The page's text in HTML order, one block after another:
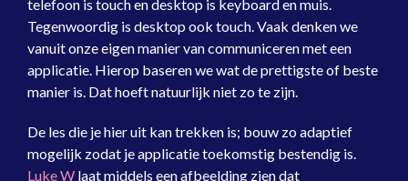
telefoon is touch en desktop is keyboard en muis.
Tegenwoordig is desktop ook touch. Vaak denken we
vanuit onze eigen manier van communiceren met een
applicatie. Hierop baseren we wat de prettigste of beste
manier is. Dat hoeft natuurlijk niet zo te zijn.
De les die je hier uit kan trekken is; bouw zo adaptief
mogelijk zodat je applicatie toekomstig bestendig is.
Luke W laat middels een afbeelding zien dat